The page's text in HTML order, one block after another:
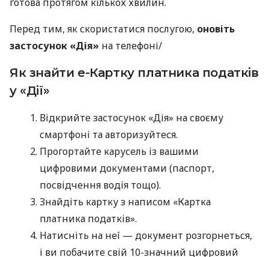
Перед тим, як скористатися послугою, оновіть
застосунок «Дія» на телефоні/
Як знайти е-Картку платника податків
у «Дії»
Відкрийте застосунок «Дія» на своєму
смартфоні та авторизуйтеся.
Прогортайте карусель із вашими
цифровими документами (паспорт,
посвідчення водія тощо).
Знайдіть картку з написом «Картка
платника податків».
Натисніть на неї — документ розгорнеться,
і ви побачите свій 10-значний цифровий